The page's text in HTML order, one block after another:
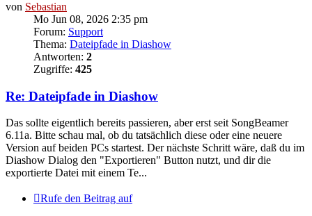
von Sebastian
Mo Jun 08, 2026 2:35 pm
Forum: Support
Thema: Dateipfade in Diashow
Antworten: 2
Zugriffe: 425
Re: Dateipfade in Diashow
Das sollte eigentlich bereits passieren, aber erst seit SongBeamer
6.11a. Bitte schau mal, ob du tatsächlich diese oder eine neuere
Version auf beiden PCs startest. Der nächste Schritt wäre, daß du im
Diashow Dialog den "Exportieren" Button nutzt, und dir die
exportierte Datei mit einem Te...
Rufe den Beitrag auf